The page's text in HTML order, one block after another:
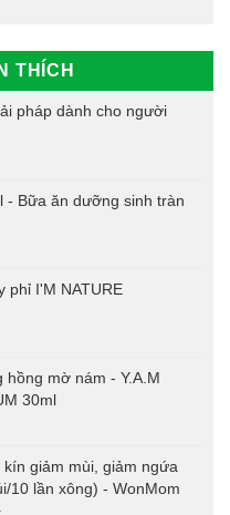
THÍCH
pháp dành cho người
- Bữa ăn dưỡng sinh tràn
phỉ I'M NATURE
mờ nám - Y.A.M
30ml
giảm mùi, giảm ngứa
10 lần xông) - WonMom